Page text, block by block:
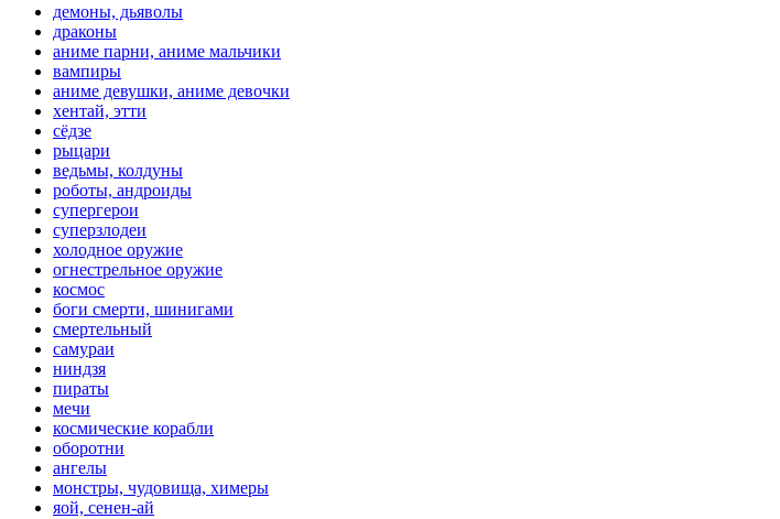
демоны, дьяволы
драконы
аниме парни, аниме мальчики
вампиры
аниме девушки, аниме девочки
хентай, этти
сёдзе
рыцари
ведьмы, колдуны
роботы, андроиды
супергерои
суперзлодеи
холодное оружие
огнестрельное оружие
космос
боги смерти, шинигами
смертельный
самураи
ниндзя
пираты
мечи
космические корабли
оборотни
ангелы
монстры, чудовища, химеры
яой, сенен-ай